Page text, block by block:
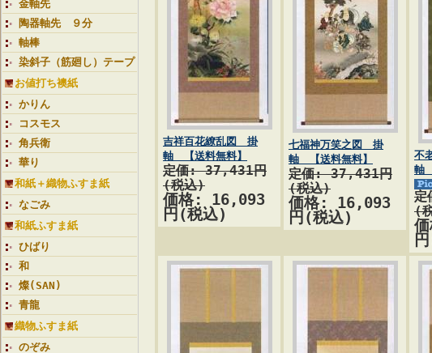
金軸先
陶器軸先 ９分
軸棒
染斜子（筋廻し）テープ
お値打ち襖紙
かりん
コスモス
角兵衛
華り
和紙＋織物ふすま紙
なごみ
和紙ふすま紙
ひばり
和
燦(SAN)
青龍
織物ふすま紙
のぞみ
吉祥百花繚乱図 掛
軸 【送料無料】
定価: 37,431円
(税込)
価格: 16,093
円(税込)
七福神万笑之図 掛
軸 【送料無料】
定価: 37,431円
(税込)
価格: 16,093
円(税込)
不
軸
(